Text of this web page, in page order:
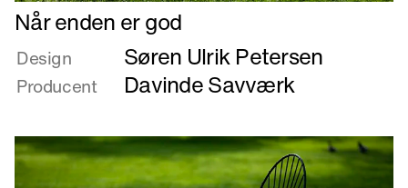
Læs
mere
om
Når
enden
god
Når enden er god
Design Søren Ulrik Petersen
Producent Davinde Savværk